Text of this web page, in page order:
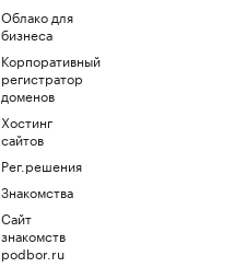
Облако для
бизнеса
Корпоративный
регистратор
доменов
Хостинг
сайтов
Рег.решения
Знакомства
Сайт
знакомств
podbor.ru